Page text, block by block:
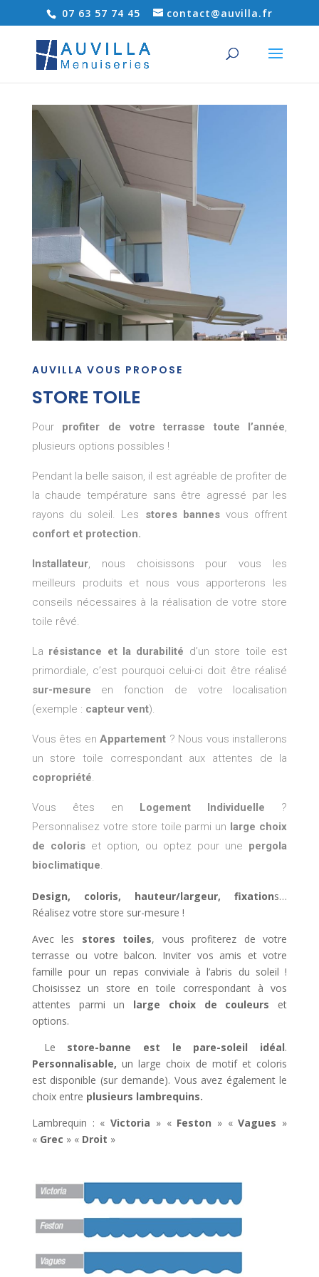
07 63 57 74 45 contact@auvilla.fr
AUVILLA VOUS PROPOSE
STORE TOILE
Pour profiter de votre terrasse toute l’année,
plusieurs options possibles !
Pendant la belle saison, il est agréable de profiter de
la chaude température sans être agressé par les
rayons du soleil. Les stores bannesvous offrent
confort et protection.
Installateur, nous choisissons pour vous les
meilleurs produits et nous vous apporterons les
conseils nécessaires à la réalisation de votre store
toile rêvé.
La résistance et la durabilité d’un store toile est
primordiale, c’est pourquoi celui-ci doit être réalisé
sur-mesure en fonction de votre localisation
(exemple : capteur vent).
Vous êtes en Appartement ? Nous vous installerons
un store toile correspondant aux attentes de la
copropriété.
Vous êtes en Logement Individuelle ?
Personnalisez votre store toile parmi un large choix
de coloriset option, ou optez pour une pergola
bioclimatique.
Design, coloris, hauteur/largeur, fixations…
Réalisez votre store sur-mesure !
Avec les stores toiles, vous profiterez de votre
terrasse ou votre balcon. Inviter vos amis et votre
famille pour un repas conviviale à l’abris du soleil !
Choisissez un store en toile correspondant à vos
attentes parmi un large choix de couleurs et
options.
Le store-banne est le pare-soleil idéal.
Personnalisable, un large choix de motif et coloris
est disponible (sur demande). Vous avez également le
choix entre plusieurs lambrequins.
Lambrequin : «Victoria » « Feston » «Vagues »
« Grec » « Droit »